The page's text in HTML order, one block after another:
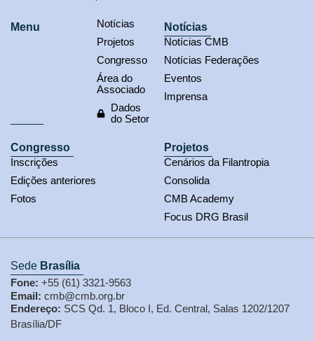
Menu
Notícias
Projetos
Congresso
Área do
Associado
Dados
do Setor
Notícias
Notícias CMB
Notícias Federações
Eventos
Imprensa
Congresso
Inscrições
Edições anteriores
Fotos
Projetos
Cenários da Filantropia
Consolida
CMB Academy
Focus DRG Brasil
Sede Brasília
Fone: +55 (61) 3321-9563
Email: cmb@cmb.org.br
Endereço: SCS Qd. 1, Bloco I, Ed. Central, Salas 1202/1207
Brasília/DF